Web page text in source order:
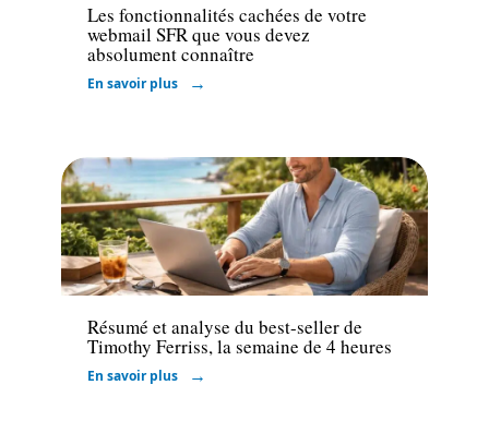
Les fonctionnalités cachées de votre
webmail SFR que vous devez
absolument connaître
En savoir plus
Marketing
Résumé et analyse du best-seller de
Timothy Ferriss, la semaine de 4 heures
En savoir plus